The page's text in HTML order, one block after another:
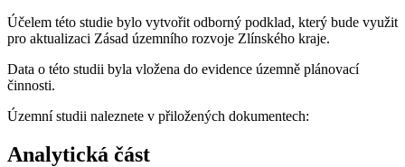
Účelem této studie bylo vytvořit odborný podklad, který bude využit
pro aktualizaci Zásad územního rozvoje Zlínského kraje.
Data o této studii byla vložena do evidence územně plánovací
činnosti.
Územní studii naleznete v přiložených dokumentech:
Analytická část